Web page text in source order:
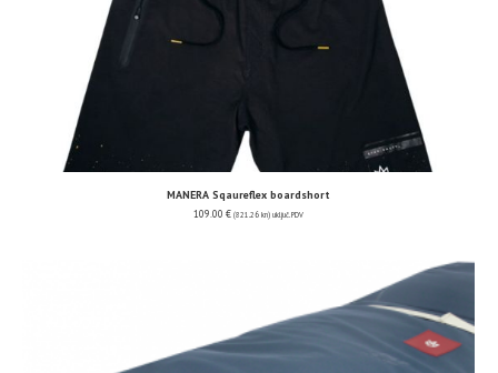
MANERA Sqaureflex boardshort
109.00 € (821.26 kn) uključ. PDV